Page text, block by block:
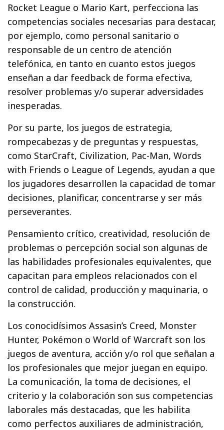
Rocket League o Mario Kart, perfecciona las
competencias sociales necesarias para destacar,
por ejemplo, como personal sanitario o
responsable de un centro de atención
telefónica, en tanto en cuanto estos juegos
enseñan a dar feedback de forma efectiva,
resolver problemas y/o superar adversidades
inesperadas.
Por su parte, los juegos de estrategia,
rompecabezas y de preguntas y respuestas,
como StarCraft, Civilization, Pac-Man, Words
with Friends o League of Legends, ayudan a que
los jugadores desarrollen la capacidad de tomar
decisiones, planificar, concentrarse y ser más
perseverantes.
Pensamiento crítico, creatividad, resolución de
problemas o percepción social son algunas de
las habilidades profesionales equivalentes, que
capacitan para empleos relacionados con el
control de calidad, producción y maquinaria, o
la construcción.
Los conocidísimos Assasin’s Creed, Monster
Hunter, Pokémon o World of Warcraft son los
juegos de aventura, acción y/o rol que señalan a
los profesionales que mejor juegan en equipo.
La comunicación, la toma de decisiones, el
criterio y la colaboración son sus competencias
laborales más destacadas, que les habilita
como perfectos auxiliares de administración,